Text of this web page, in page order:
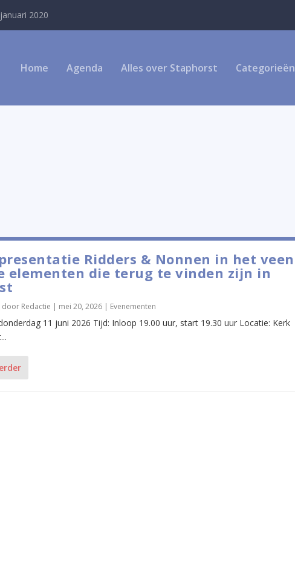
2020
Home Agenda Alles over Staphorst Categorieën
Ridders & Nonnen in het veen
elementen die terug te vinden zijn in
door Redactie | mei 20, 2026| Evenementen
11 juni 2026 Tijd: Inloop 19.00 uur, start 19.30 uur Locatie: Kerk